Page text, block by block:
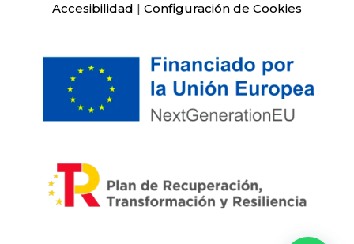
Accesibilidad | Configuración de Cookies